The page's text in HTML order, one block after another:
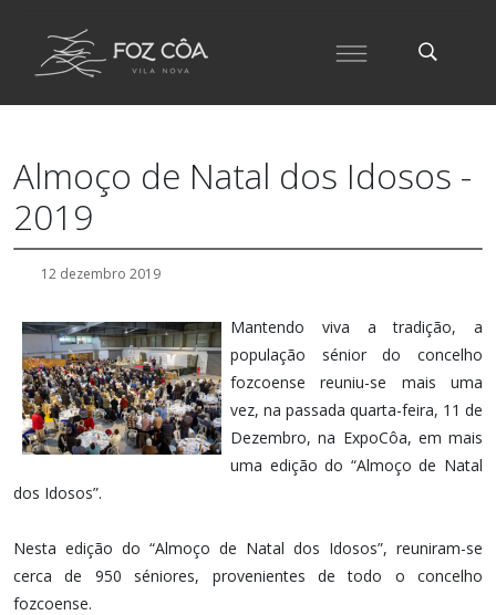
Almoço de Natal dos Idosos -
2019
12 dezembro 2019
Mantendo viva a tradição, a
população sénior do concelho
fozcoense reuniu-se mais uma
vez, na passada quarta-feira, 11 de
Dezembro, na ExpoCôa, em mais
uma edição do “Almoço de Natal
dos Idosos”.
Nesta edição do “Almoço de Natal dos Idosos”, reuniram-se
cerca de 950 séniores, provenientes de todo o concelho
fozcoense.